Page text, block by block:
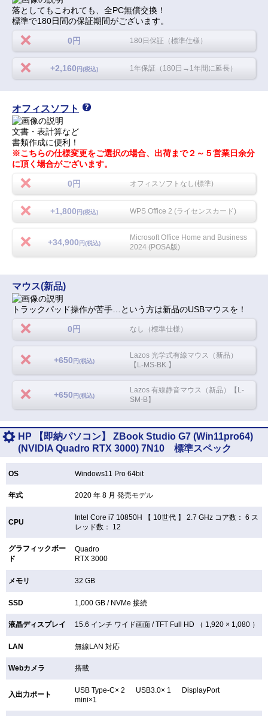
落としてもこわれても、全PC無償交換！
標準で180日間の保証期間がございます。
0円 180日保証（標準仕様）
+2,160 円(税込) 1年保証（180日→1年間に延長）
オフィスソフト
文書・表計算など
書類作成に便利！
※こちらの仕様変更をご選択の場合、出荷まで２～５営業日余分
に頂く場合がございます。
0円 オフィスソフトなし(標準)
+1,800 円(税込) WPS Office 2 (ライセンスカード)
+34,900 円(税込)
Microsoft Office Home and Business
2024 (POSA版)
マウス(新品)
トラックパッド操作が苦手…という方は新品のUSBマウスを！
0円 なし（標準仕様）
+650 円(税込)
Lazos 光学式有線マウス（新品）
【L-MS-BK 】
+650 円(税込)
Lazos 有線静音マウス（新品）【L-
SM-B】
HP 【即納パソコン】 ZBook Studio G7 (Win11pro64)
(NVIDIA Quadro RTX 3000) 7N10 標準スペック
OS Windows11 Pro 64bit
年式 2020 年 8 月 発売モデル
CPU
Intel Core i7 10850H 【 10世代 】 2.7 GHz コア数： 6 ス
レッド数： 12
グラフィックボー
ド
Quadro
RTX 3000
メモリ 32 GB
SSD 1,000 GB / NVMe 接続
液晶ディスプレイ 15.6 インチ ワイド画面 /TFT Full HD （ 1,920 × 1,080 ）
LAN 無線LAN対応
Webカメラ 搭載
入出力ポート
USB Type-C× 2 USB3.0× 1 DisplayPort
mini×1